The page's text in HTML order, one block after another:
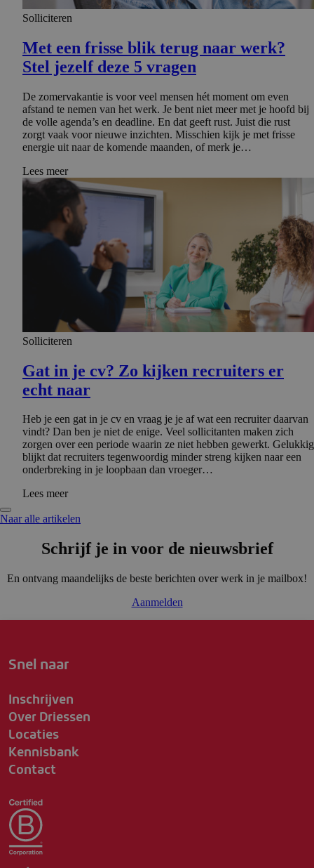
Solliciteren
Met een frisse blik terug naar werk?
Stel jezelf deze 5 vragen
De zomervakantie is voor veel mensen hét moment om even
afstand te nemen van het werk. Je bent niet meer met je hoofd bij
de volle agenda’s en deadline. En dat geeft rust. Juist die rust
zorgt vaak voor nieuwe inzichten. Misschien kijk je met frisse
energie uit naar de komende maanden, of merk je…
Lees meer
Solliciteren
Gat in je cv? Zo kijken recruiters er
echt naar
Heb je een gat in je cv en vraag je je af wat een recruiter daarvan
vindt? Dan ben je niet de enige. Veel sollicitanten maken zich
zorgen over een periode waarin ze niet hebben gewerkt. Gelukkig
blijkt dat recruiters tegenwoordig minder streng kijken naar een
onderbreking in je loopbaan dan vroeger…
Lees meer
Naar alle artikelen
Schrijf je in voor de nieuwsbrief
En ontvang maandelijks de beste berichten over werk in je mailbox!
Aanmelden
Snel naar
Inschrijven
Over Driessen
Locaties
Kennisbank
Contact